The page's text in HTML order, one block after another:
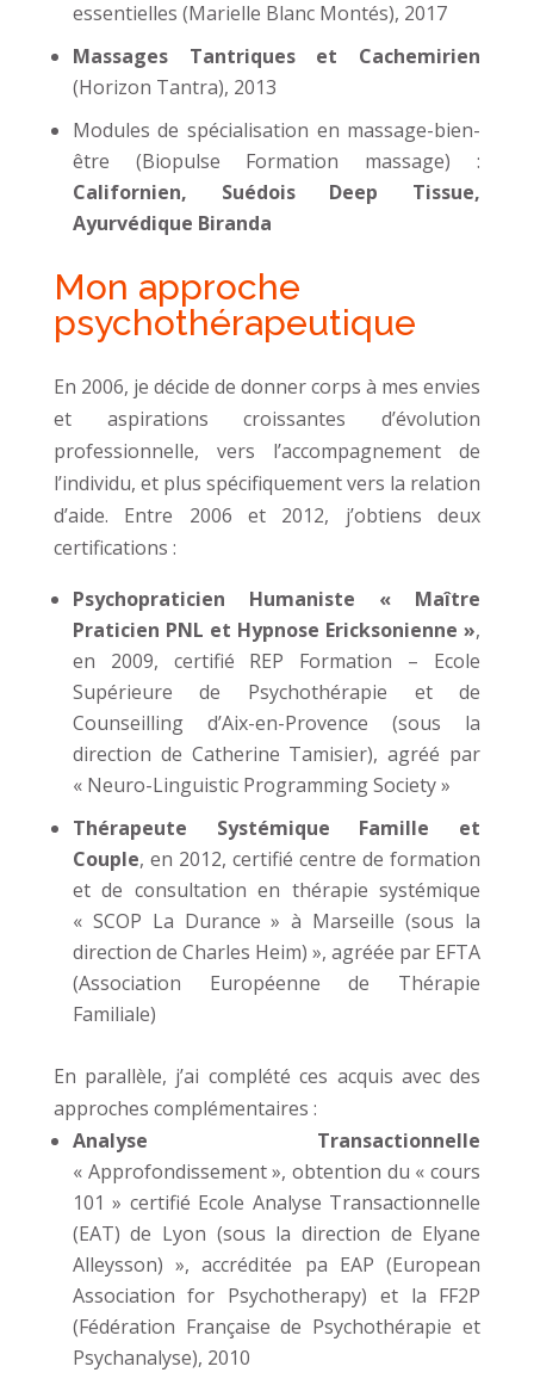
essentielles (Marielle Blanc Montés), 2017
Massages Tantriques et Cachemirien
(Horizon Tantra), 2013
Modules de spécialisation en massage-bien-
être (Biopulse Formation massage) :
Californien, Suédois Deep Tissue,
Ayurvédique Biranda
Mon approche
psychothérapeutique
En 2006, je décide de donner corps à mes envies
et aspirations croissantes d’évolution
professionnelle, vers l’accompagnement de
l’individu, et plus spécifiquement vers la relation
d’aide. Entre 2006 et 2012, j’obtiens deux
certifications :
Psychopraticien Humaniste « Maître
Praticien PNL et Hypnose Ericksonienne »,
en 2009, certifié REP Formation – Ecole
Supérieure de Psychothérapie et de
Counseilling d’Aix-en-Provence (sous la
direction de Catherine Tamisier), agréé par
« Neuro-Linguistic Programming Society »
Thérapeute Systémique Famille et
Couple, en 2012, certifié centre de formation
et de consultation en thérapie systémique
« SCOP La Durance » à Marseille (sous la
direction de Charles Heim) », agréée par EFTA
(Association Européenne de Thérapie
Familiale)
En parallèle, j’ai complété ces acquis avec des
approches complémentaires :
Analyse Transactionnelle
« Approfondissement », obtention du « cours
101 » certifié Ecole Analyse Transactionnelle
(EAT) de Lyon (sous la direction de Elyane
Alleysson) », accréditée pa EAP (European
Association for Psychotherapy) et la FF2P
(Fédération Française de Psychothérapie et
Psychanalyse), 2010